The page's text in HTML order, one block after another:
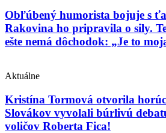
Obľúbený humorista bojuje s
Rakovina ho pripravila o sily.
ešte nemá dôchodok: „Je to
Aktuálne
Kristína Tormová otvorila
Slovákov vyvolali búrlivú
voličov Roberta Fica!